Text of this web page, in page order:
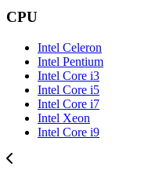
CPU
Intel Celeron
Intel Pentium
Intel Core i3
Intel Core i5
Intel Core i7
Intel Xeon
Intel Core i9